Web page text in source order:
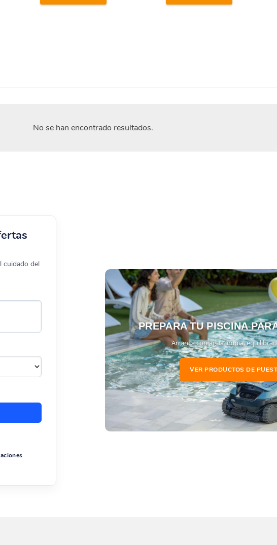
No se han encontrado resultados.
cuidado del
PREPARA TU PISCINA
Arranca con agua limpia,
VER PRODUCTOS DE